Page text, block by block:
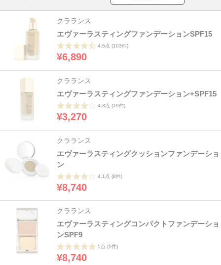
クラランス
エヴァーラスティングファンデーションSPF15
4.6点 (103件)
¥6,890
クラランス
エヴァーラスティングファンデーション+SPF15
4.3点 (19件)
¥3,270
クラランス
エヴァーラスティングクッションファンデーショ
ン
4.1点 (8件)
¥8,740
クラランス
エヴァーラスティングコンパクトファンデーショ
ンSPF9
5点 (1件)
¥8,740